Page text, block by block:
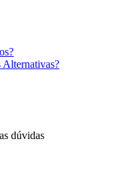
Alternativas?
dúvidas